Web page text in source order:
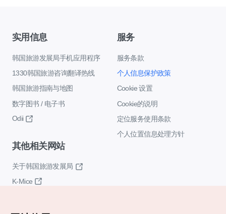
实用信息
韩国旅游发展局手机应用程序
1330韩国旅游咨询翻译热线
韩国旅游指南与地图
数字图书 / 电子书
Odii
服务
服务条款
个人信息保护政策
Cookie 设置
Cookie的说明
定位服务使用条款
个人位置信息处理方针
其他相关网站
关于韩国旅游发展局
K-Mice